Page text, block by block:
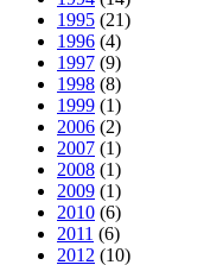
1995 (21)
1996 (4)
1997 (9)
1998 (8)
1999 (1)
2006 (2)
2007 (1)
2008 (1)
2009 (1)
2010 (6)
2011 (6)
2012 (10)